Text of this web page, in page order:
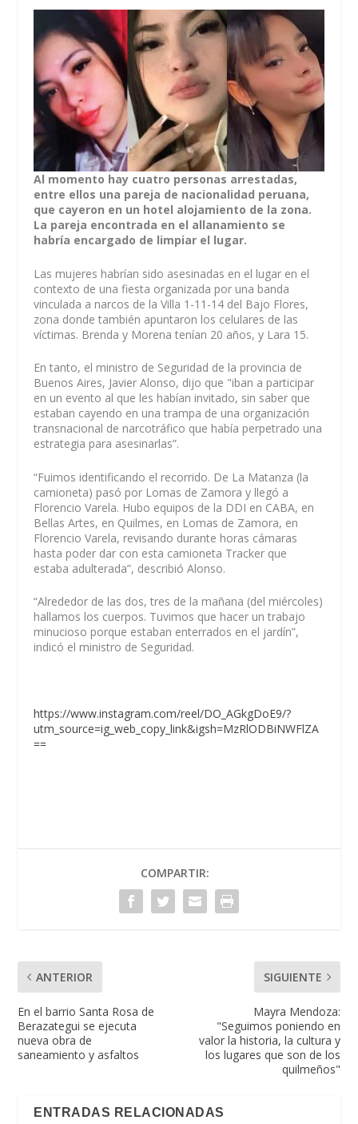
Al momento hay cuatro personas arrestadas,
entre ellos una pareja de nacionalidad peruana,
que cayeron en un hotel alojamiento de la zona.
La pareja encontrada en el allanamiento se
habría encargado de limpiar el lugar.
Las mujeres habrían sido asesinadas en el lugar en el
contexto de una fiesta organizada por una banda
vinculada a narcos de la Villa 1-11-14 del Bajo Flores,
zona donde también apuntaron los celulares de las
víctimas. Brenda y Morena tenían 20 años, y Lara 15.
En tanto, el ministro de Seguridad de la provincia de
Buenos Aires, Javier Alonso, dijo que "iban a participar
en un evento al que les habían invitado, sin saber que
estaban cayendo en una trampa de una organización
transnacional de narcotráfico que había perpetrado una
estrategia para asesinarlas”.
“Fuimos identificando el recorrido. De La Matanza (la
camioneta) pasó por Lomas de Zamora y llegó a
Florencio Varela. Hubo equipos de la DDI en CABA, en
Bellas Artes, en Quilmes, en Lomas de Zamora, en
Florencio Varela, revisando durante horas cámaras
hasta poder dar con esta camioneta Tracker que
estaba adulterada”, describió Alonso.
“Alrededor de las dos, tres de la mañana (del miércoles)
hallamos los cuerpos. Tuvimos que hacer un trabajo
minucioso porque estaban enterrados en el jardín”,
indicó el ministro de Seguridad.
https://www.instagram.com/reel/DO_AGkgDoE9/?
utm_source=ig_web_copy_link&igsh=MzRlODBiNWFlZA
==
COMPARTIR:
ANTERIOR
En el barrio Santa Rosa de
Berazategui se ejecuta
nueva obra de
saneamiento y asfaltos
SIGUIENTE
Mayra Mendoza:
"Seguimos poniendo en
valor la historia, la cultura y
los lugares que son de los
quilmeños"
ENTRADAS RELACIONADAS